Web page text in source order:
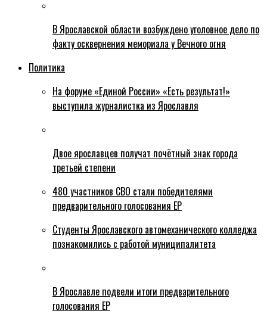
В Ярославской области возбуждено уголовное дело по
факту осквернения мемориала у Вечного огня
Политика
На форуме «Единой России» «Есть результат!»
выступила журналистка из Ярославля
Двое ярославцев получат почётный знак города
третьей степени
480 участников СВО стали победителями
предварительного голосования ЕР
Студенты Ярославского автомеханического колледжа
познакомились с работой муниципалитета
В Ярославле подвели итоги предварительного
голосования ЕР